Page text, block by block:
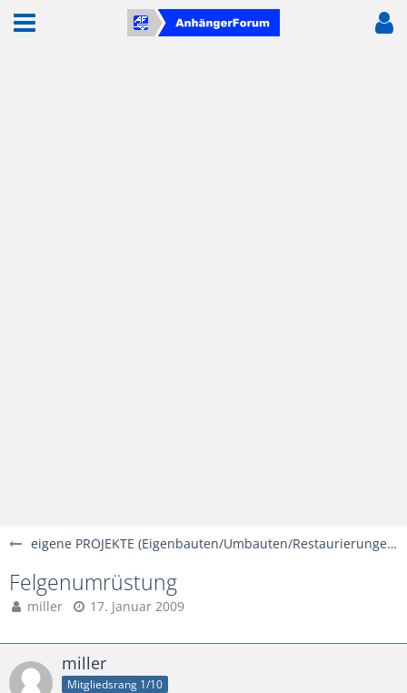
eigene PROJEKTE (Eigenbauten/Umbauten/Restaurierungen)
Felgenumrüstung
miller 17. Januar 2009
miller
Mitgliedsrang 1/10